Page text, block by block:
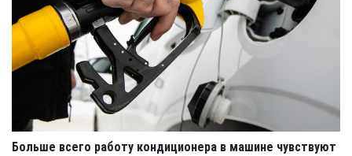
Больше всего работу кондиционера в машине чувствуют